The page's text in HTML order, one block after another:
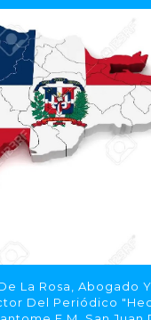
La Rosa, Abogado
Del Periódico